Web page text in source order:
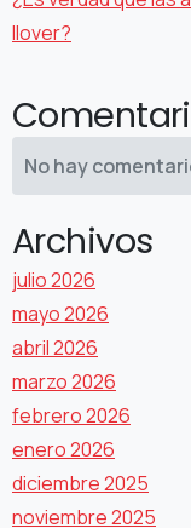
llover?
No hay
Archivos
julio 2026
mayo 2026
abril 2026
marzo 2026
febrero 2026
enero 2026
diciembre 2025
noviembre 2025